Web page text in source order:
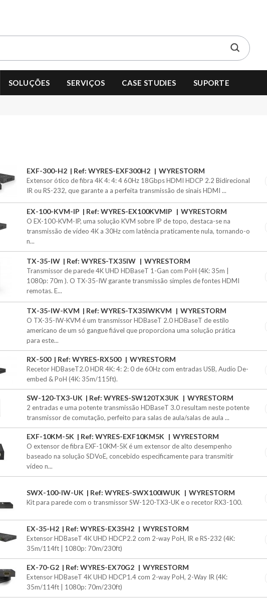
SOLUÇÕES SERVIÇOS CASE STUDIES SUPORTE
EXF-300-H2 Ref: WYRES-EXF300H2 WYRESTORM
Extensor ótico de fibra 4K 4: 4: 4 60Hz 18Gbps HDMI HDCP 2.2 Bidirecional
IR ou RS-232, que garante a a perfeita transmissão de sinais HDMI ...
EX-100-KVM-IP Ref: WYRES-EX100KVMIP WYRESTORM
O EX-100-KVM-IP, uma solução KVM sobre IP de topo, destaca-se na
transmissão de vídeo 4K a 30Hz com latência praticamente nula, tornando-o
n...
TX-35-IW Ref: WYRES-TX35IW WYRESTORM
Transmissor de parede 4K UHD HDBaseT 1-Gan com PoH (4K: 35m |
1080p: 70m ). O TX-35-IW garante transmissão simples de fontes HDMI
remotas. E...
TX-35-IW-KVM Ref: WYRES-TX35IWKVM WYRESTORM
O TX-35-IW-KVM é um transmissor HDBaseT 2.0 HDBaseT de estilo
americano de um só gangue fiável que proporciona uma solução prática
para este...
RX-500 Ref: WYRES-RX500 WYRESTORM
Recetor HDBaseT2.0 HDR 4K: 4: 2: 0 de 60Hz com entradas USB, Audio De-
embed & PoH (4K: 35m/115ft).
SW-120-TX3-UK Ref: WYRES-SW120TX3UK WYRESTORM
2 entradas e uma potente transmissão HDBaseT 3.0 resultam neste potente
transmissor de comutação, perfeito para salas de aula/salas de aula ...
EXF-10KM-5K Ref: WYRES-EXF10KM5K WYRESTORM
O extensor de fibra EXF-10KM-5K é um extensor de alto desempenho
baseado na solução SDVoE, concebido especificamente para transmitir
vídeo n...
SWX-100-IW-UK Ref: WYRES-SWX100IWUK WYRESTORM
Kit para parede com o transmissor SW-120-TX3-UK e o recetor RX3-100.
EX-35-H2 Ref: WYRES-EX35H2 WYRESTORM
Extensor HDBaseT 4K UHD HDCP2.2 com 2-way PoH, IR e RS-232 (4K:
35m/114ft | 1080p: 70m/230ft)
EX-70-G2 Ref: WYRES-EX70G2 WYRESTORM
Extensor HDBaseT 4K UHD HDCP1.4 com 2-way PoH, 2-Way IR (4K:
35m/114ft | 1080p: 70m/230ft)